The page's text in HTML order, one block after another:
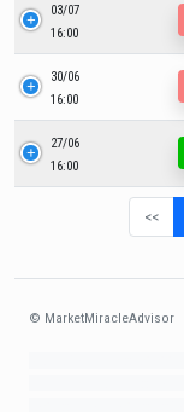
03/07
16:00
30/06
16:00
27/06
16:00
<<
© MarketMiracleAdvisor